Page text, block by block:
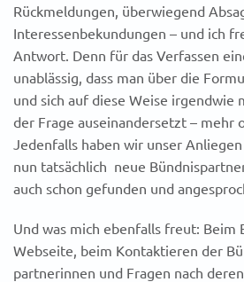
Rückmeldungen, überwiegend
Interessenbekundungen – und ich
Antwort. Denn für das Verfassen
unablässig, dass man über die
und sich auf diese Weise irgendwie
der Frage auseinandersetzt – mehr
Jedenfalls haben wir unser
nun tatsächlich neue
auch schon gefunden und
Und was mich ebenfalls freut: Beim
Webseite, beim Kontaktieren der
partnerinnen und Fragen nach